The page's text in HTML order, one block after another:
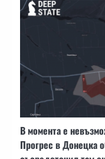
В момента е
Прогрес в Донецка